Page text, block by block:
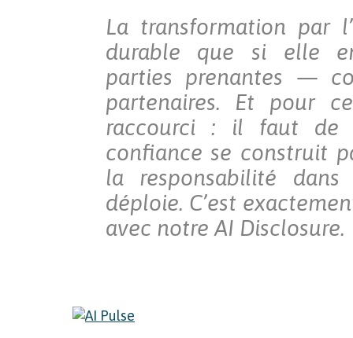
La transformation par
durable que si elle
parties prenantes —
partenaires. Et pour
raccourci : il faut de
confiance se construit
la responsabilité dans
déploie. C’est
avec notre AI Disclosure.